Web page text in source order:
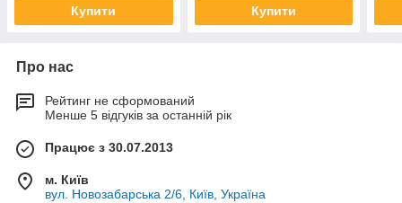
Купити Купити
Про нас
Рейтинг не сформований
Менше 5 відгуків за останній рік
Працює з 30.07.2013
м. Київ
вул. Новозабарська 2/6, Київ, Україна